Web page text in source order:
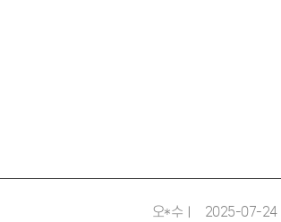
오*수 2025-07-24